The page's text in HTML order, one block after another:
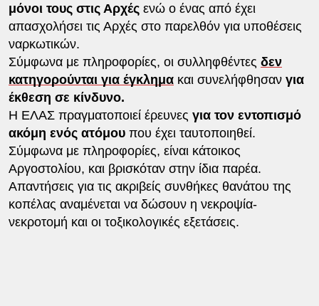
μόνοι τους στις Αρχές ενώ ο ένας από έχει
απασχολήσει τις Αρχές στο παρελθόν για υποθέσεις
ναρκωτικών.
Σύμφωνα με πληροφορίες, οι συλληφθέντες δεν
κατηγορούνται για έγκλημακαι συνελήφθησαν για
έκθεση σε κίνδυνο.
Η ΕΛΑΣ πραγματοποιεί έρευνες για τον εντοπισμό
ακόμη ενός ατόμουπου έχει ταυτοποιηθεί.
Σύμφωνα με πληροφορίες, είναι κάτοικος
Αργοστολίου, και βρισκόταν στην ίδια παρέα.
Απαντήσεις για τις ακριβείς συνθήκες θανάτου της
κοπέλας αναμένεται να δώσουν η νεκροψία-
νεκροτομή και οι τοξικολογικές εξετάσεις.